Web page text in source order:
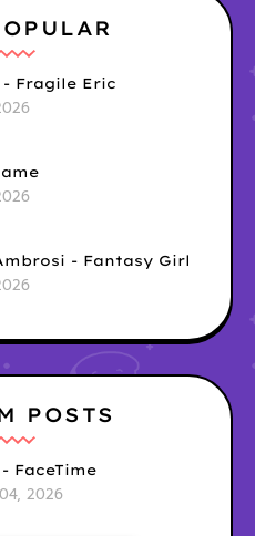
Fragile Eric
- Fantasy Girl
POSTS
FaceTime
2026